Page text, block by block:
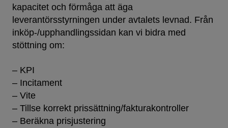
kapacitet och förmåga att äga
leverantörsstyrningen under avtalets levnad. Från
inköp-/upphandlingssidan kan vi bidra med
stöttning om:
– KPI
– Incitament
– Vite
– Tillse korrekt prissättning/fakturakontroller
– Beräkna prisjustering